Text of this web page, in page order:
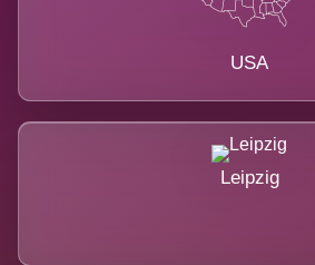
USA
Leipzig